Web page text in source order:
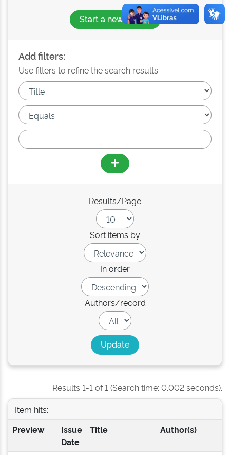
Start a new search
Add filters:
Use filters to refine the search results.
Results/Page
Sort items by
In order
Authors/record
Results 1-1 of 1 (Search time: 0.002 seconds).
Item hits:
Preview
Issue
Date
Title Author(s)